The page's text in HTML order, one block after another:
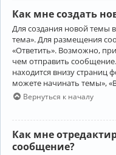
Как мне создать
Для создания новой темы
тема». Для размещения
«Ответить». Возможно,
чем отправить
находится внизу
можете начинать темы»,
Вернуться к началу
Как мне
сообщение?